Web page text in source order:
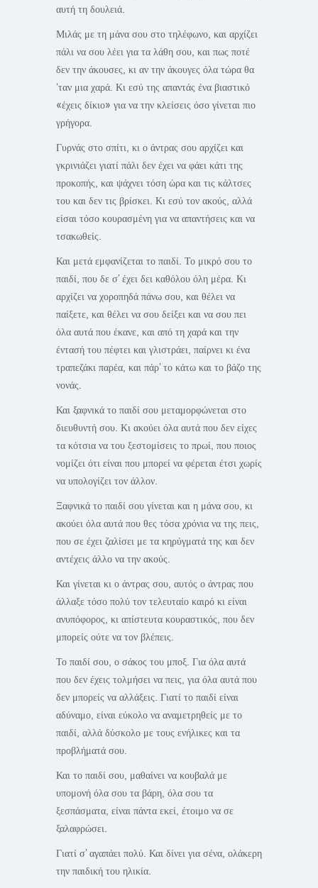
αυτή τη δουλειά.
Μιλάς με τη μάνα σου στο τηλέφωνο, και αρχίζει
πάλι να σου λέει για τα λάθη σου, και πως ποτέ
δεν την άκουσες, κι αν την άκουγες όλα τώρα θα
‘ταν μια χαρά. Κι εσύ της απαντάς ένα βιαστικό
«έχεις δίκιο» για να την κλείσεις όσο γίνεται πιο
γρήγορα.
Γυρνάς στο σπίτι, κι ο άντρας σου αρχίζει και
γκρινιάζει γιατί πάλι δεν έχει να φάει κάτι της
προκοπής, και ψάχνει τόση ώρα και τις κάλτσες
του και δεν τις βρίσκει. Κι εσύ τον ακούς, αλλά
είσαι τόσο κουρασμένη για να απαντήσεις και να
τσακωθείς.
Και μετά εμφανίζεται το παιδί. Το μικρό σου το
παιδί, που δε σ’ έχει δει καθόλου όλη μέρα. Κι
αρχίζει να χοροπηδά πάνω σου, και θέλει να
παίξετε, και θέλει να σου δείξει και να σου πει
όλα αυτά που έκανε, και από τη χαρά και την
έντασή του πέφτει και γλιστράει, παίρνει κι ένα
τραπεζάκι παρέα, και πάρ’ το κάτω και το βάζο της
νονάς.
Και ξαφνικά το παιδί σου μεταμορφώνεται στο
διευθυντή σου. Κι ακούει όλα αυτά που δεν είχες
τα κότσια να του ξεστομίσεις το πρωί, που ποιος
νομίζει ότι είναι που μπορεί να φέρεται έτσι χωρίς
να υπολογίζει τον άλλον.
Ξαφνικά το παιδί σου γίνεται και η μάνα σου, κι
ακούει όλα αυτά που θες τόσα χρόνια να της πεις,
που σε έχει ζαλίσει με τα κηρύγματά της και δεν
αντέχεις άλλο να την ακούς.
Και γίνεται κι ο άντρας σου, αυτός ο άντρας που
άλλαξε τόσο πολύ τον τελευταίο καιρό κι είναι
ανυπόφορος, κι απίστευτα κουραστικός, που δεν
μπορείς ούτε να τον βλέπεις.
Το παιδί σου, ο σάκος του μποξ. Για όλα αυτά
που δεν έχεις τολμήσει να πεις, για όλα αυτά που
δεν μπορείς να αλλάξεις. Γιατί το παιδί είναι
αδύναμο, είναι εύκολο να αναμετρηθείς με το
παιδί, αλλά δύσκολο με τους ενήλικες και τα
προβλήματά σου.
Και το παιδί σου, μαθαίνει να κουβαλά με
υπομονή όλα σου τα βάρη, όλα σου τα
ξεσπάσματα, είναι πάντα εκεί, έτοιμο να σε
ξαλαφρώσει.
Γιατί σ’ αγαπάει πολύ. Και δίνει για σένα, ολάκερη
την παιδική του ηλικία.